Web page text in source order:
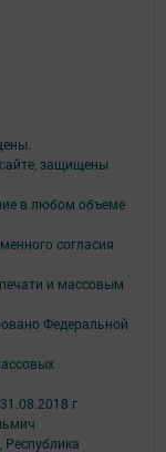
защищены
в любом объеме
согласия
и массовым
Федеральной
г
Республика